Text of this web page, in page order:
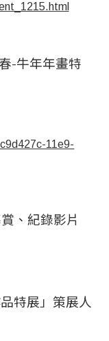
-牛年年畫特
11e9-
、紀錄影片
特展」策展人